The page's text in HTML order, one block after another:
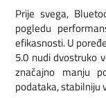
Prije svega,
pogledu
efikasnosti. U
5.0 nudi dvostruko
značajno manju
podataka, stabilniju